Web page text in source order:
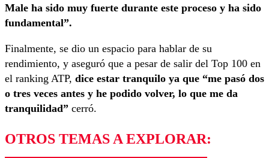
Male ha sido muy fuerte durante este proceso y ha sido
fundamental”.
Finalmente, se dio un espacio para hablar de su
rendimiento, y aseguró que a pesar de salir del Top 100 en
el ranking ATP, dice estar tranquilo ya que “me pasó dos
o tres veces antes y he podido volver, lo que me da
tranquilidad” cerró.
OTROS TEMAS A EXPLORAR: